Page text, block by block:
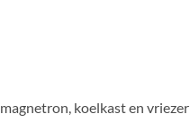
koelkast en vriezer